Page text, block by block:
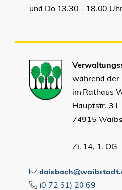
und Do 13.30 - 18.00 Uhr
während der
im Rathaus
Hauptstr. 31
74915
Zi. 14, 1. OG
(0 72 61) 20 69